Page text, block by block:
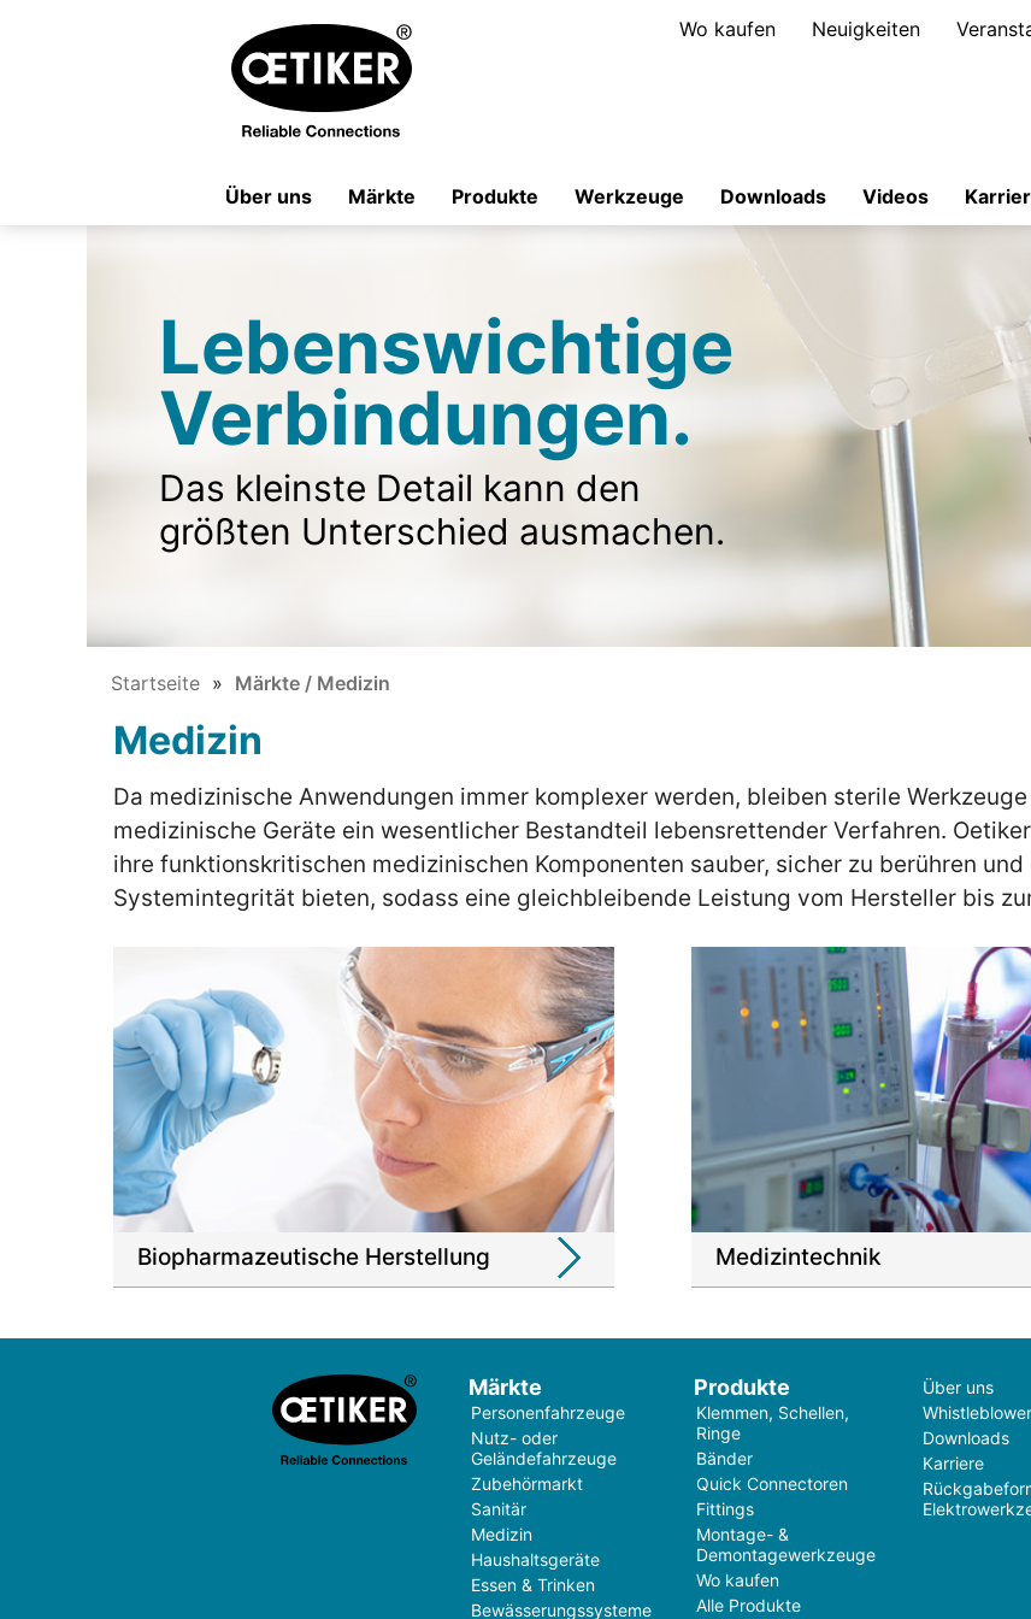
Wo kaufen Neuigkeiten
Über uns Märkte Produkte Werkzeuge Downloads Videos
Lebenswichtige
Verbindungen.
Das kleinste Detail kann den
größten Unterschied ausmachen.
Startseite Märkte / Medizin
Medizin
Da medizinische Anwendungen immer komplexer werden, bleiben sterile
medizinische Geräte ein wesentlicher Bestandteil lebensrettender Verfahren.
ihre funktionskritischen medizinischen Komponenten sauber, sicher zu berühren
Systemintegrität bieten, sodass eine gleichbleibende Leistung vom Hersteller bis
Biopharmazeutische Herstellung Medizintechnik
Märkte
Personenfahrzeuge
Nutz- oder
Geländefahrzeuge
Zubehörmarkt
Sanitär
Medizin
Haushaltsgeräte
Essen & Trinken
Bewässerungssysteme
Produkte
Klemmen, Schellen,
Ringe
Bänder
Quick Connectoren
Fittings
Montage- &
Demontagewerkzeuge
Wo kaufen
Alle Produkte
Über uns
Downloads
Karriere